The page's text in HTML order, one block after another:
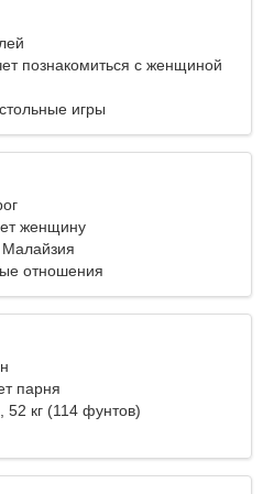
познакомиться с женщиной
игры
женщину
отношения
парня
52 кг (114 фунтов)